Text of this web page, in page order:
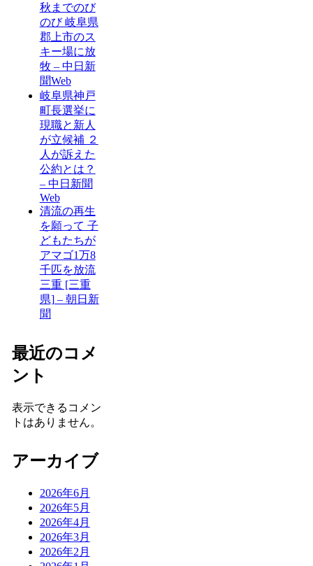
秋までのび
のび 岐阜県
郡上市のス
キー場に放
牧 – 中日新
聞Web
岐阜県神戸
町長選挙に
現職と新人
が立候補 ２
人が訴えた
公約とは？
– 中日新聞
Web
清流の再生
を願って 子
どもたちが
アマゴ1万8
千匹を放流
三重 [三重
県] – 朝日新
聞
最近のコメ
ント
表示できるコメン
トはありません。
アーカイブ
2026年6月
2026年5月
2026年4月
2026年3月
2026年2月